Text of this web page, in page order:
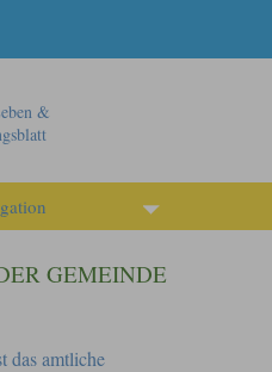
&
GEMEINDE
das amtliche